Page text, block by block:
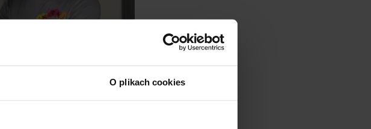
O plikach cookies